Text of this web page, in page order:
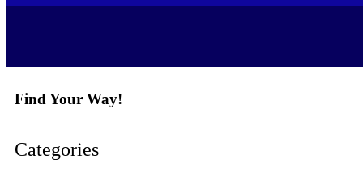
Find Your Way!
Categories